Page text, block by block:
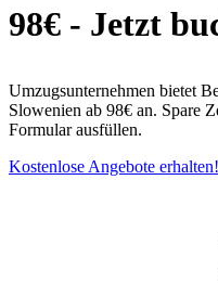
98€ - Jetzt
Umzugsunternehmen bietet
Slowenien ab 98€ an. Spare
Formular ausfüllen.
Kostenlose Angebote erhalten!